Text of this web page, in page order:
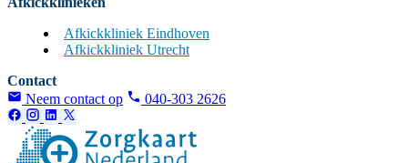
Afkickkliniek Eindhoven
Afkickkliniek Utrecht
Contact
Neem contact op
040-303 2626